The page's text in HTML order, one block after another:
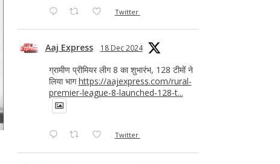
Twitter
Aaj Express 18 Dec 2024
ग्रामीण प्रीमियर लीग 8 का शुभारंभ, 128 टीमों ने
लिया भागhttps://aajexpress.com/rural-
premier-league-8-launched-128-t...
Twitter